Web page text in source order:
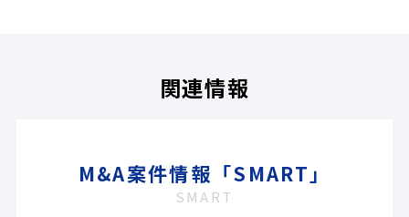
関連情報
M&A案件情報「SMART」
SMART